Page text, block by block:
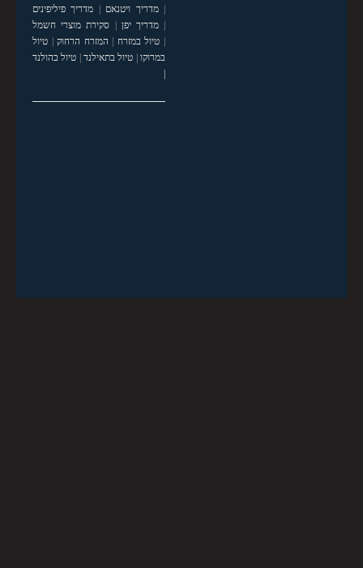
|מדריך ויטנאם
מדריך פיליפינים
|מדריך יפן
סקירת מוצרי חשמל
טיול במזרח המזרח הרחוק| טיול
במרוקו| טיול בתאילנד| טיול בהולנד